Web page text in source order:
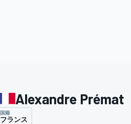
Alexandre Prémat
国籍
フランス